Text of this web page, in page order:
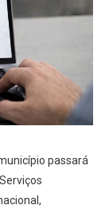
passará